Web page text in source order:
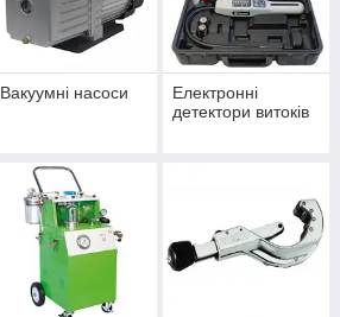
Вакуумні насоси
Електронні
детектори витоків